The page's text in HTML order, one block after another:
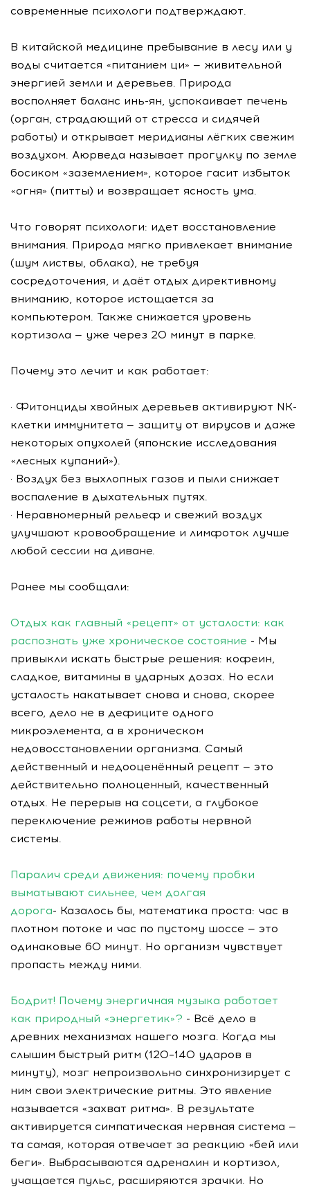
современные психологи подтверждают.
В китайской медицине пребывание в лесу или у
воды считается «питанием ци» — живительной
энергией земли и деревьев. Природа
восполняет баланс инь-ян, успокаивает печень
(орган, страдающий от стресса и сидячей
работы) и открывает меридианы лёгких свежим
воздухом. Аюрведа называет прогулку по земле
босиком «заземлением», которое гасит избыток
«огня» (питты) и возвращает ясность ума.
Что говорят психологи: идет восстановление
внимания. Природа мягко привлекает внимание
(шум листвы, облака), не требуя
сосредоточения, и даёт отдых директивному
вниманию, которое истощается за
компьютером. Также снижается уровень
кортизола — уже через 20 минут в парке.
Почему это лечит и как работает:
· Фитонциды хвойных деревьев активируют NK-
клетки иммунитета — защиту от вирусов и даже
некоторых опухолей (японские исследования
«лесных купаний»).
· Воздух без выхлопных газов и пыли снижает
воспаление в дыхательных путях.
· Неравномерный рельеф и свежий воздух
улучшают кровообращение и лимфоток лучше
любой сессии на диване.
Ранее мы сообщали:
Отдых как главный «рецепт» от усталости: как
распознать уже хроническое состояние - Мы
привыкли искать быстрые решения: кофеин,
сладкое, витамины в ударных дозах. Но если
усталость накатывает снова и снова, скорее
всего, дело не в дефиците одного
микроэлемента, а в хроническом
недовосстановлении организма. Самый
действенный и недооценённый рецепт — это
действительно полноценный, качественный
отдых. Не перерыв на соцсети, а глубокое
переключение режимов работы нервной
системы.
Паралич среди движения: почему пробки
выматывают сильнее, чем долгая
дорога- Казалось бы, математика проста: час в
плотном потоке и час по пустому шоссе — это
одинаковые 60 минут. Но организм чувствует
пропасть между ними.
Бодрит! Почему энергичная музыка работает
как природный «энергетик»? - Всё дело в
древних механизмах нашего мозга. Когда мы
слышим быстрый ритм (120–140 ударов в
минуту), мозг непроизвольно синхронизирует с
ним свои электрические ритмы. Это явление
называется «захват ритма». В результате
активируется симпатическая нервная система —
та самая, которая отвечает за реакцию «бей или
беги». Выбрасываются адреналин и кортизол,
учащается пульс, расширяются зрачки. Но